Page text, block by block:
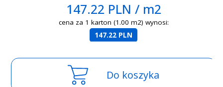
147.22 PLN / m2
cena za 1 karton (1.00 m2) wynosi:
147.22 PLN
Do koszyka